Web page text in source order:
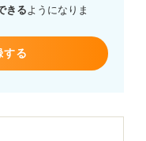
きるようになりま
する